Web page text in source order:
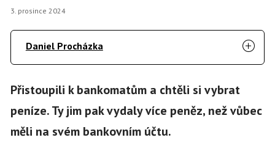
3. prosince 2024
Daniel Procházka
Přistoupili k bankomatům a chtěli si vybrat
peníze. Ty jim pak vydaly více peněz, než vůbec
měli na svém bankovním účtu.